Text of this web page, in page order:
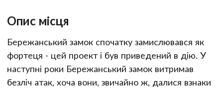
Опис місця
Бережанський замок спочатку замислювався як
фортеця - цей проект і був приведений в дію. У
наступні роки Бережанський замок витримав
безліч атак, хоча вони, звичайно ж, далися взнаки